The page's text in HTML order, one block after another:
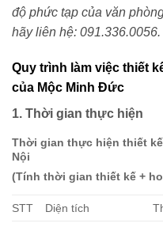
độ phức tạp của văn
hãy liên hệ: 091.336.0056.
Quy trình làm việc thiết
của Mộc Minh Đức
1. Thời gian thực hiện
Thời gian thực hiện thiết
Nội
(Tính thời gian thiết kế +
STT Diện tích